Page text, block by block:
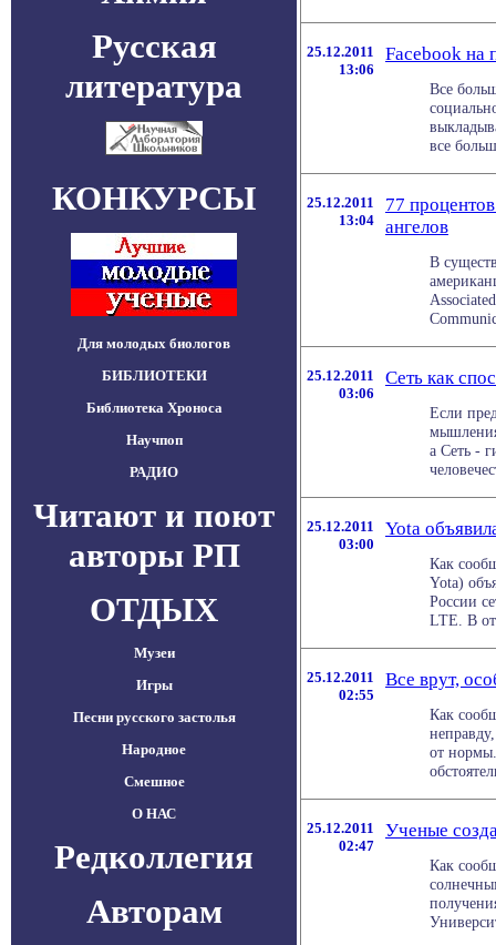
Русская
литература
КОНКУРСЫ
Для молодых биологов
БИБЛИОТЕКИ
Библиотека Хроноса
Научпоп
РАДИО
Читают и поют
авторы РП
ОТДЫХ
Музеи
Игры
Песни русского застолья
Народное
Смешное
О НАС
Редколлегия
Авторам
25.12.2011
13:06
Facebook на
Все
все
25.12.2011
13:04
77
ангелов
В
25.12.2011
03:06
Сеть как
Если
а Сеть -
25.12.2011
03:00
Yota
Как
Yota)
России
LTE. В
25.12.2011
02:55
Все врут,
Как
от
25.12.2011
02:47
Ученые
Как